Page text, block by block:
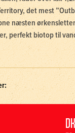
det mest
næsten
perfekt biotop til